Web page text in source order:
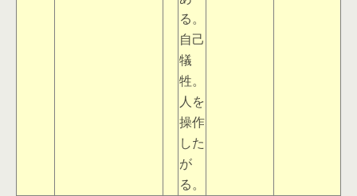
る。
自己
犠
牲。
人を
操作
した
が
る。